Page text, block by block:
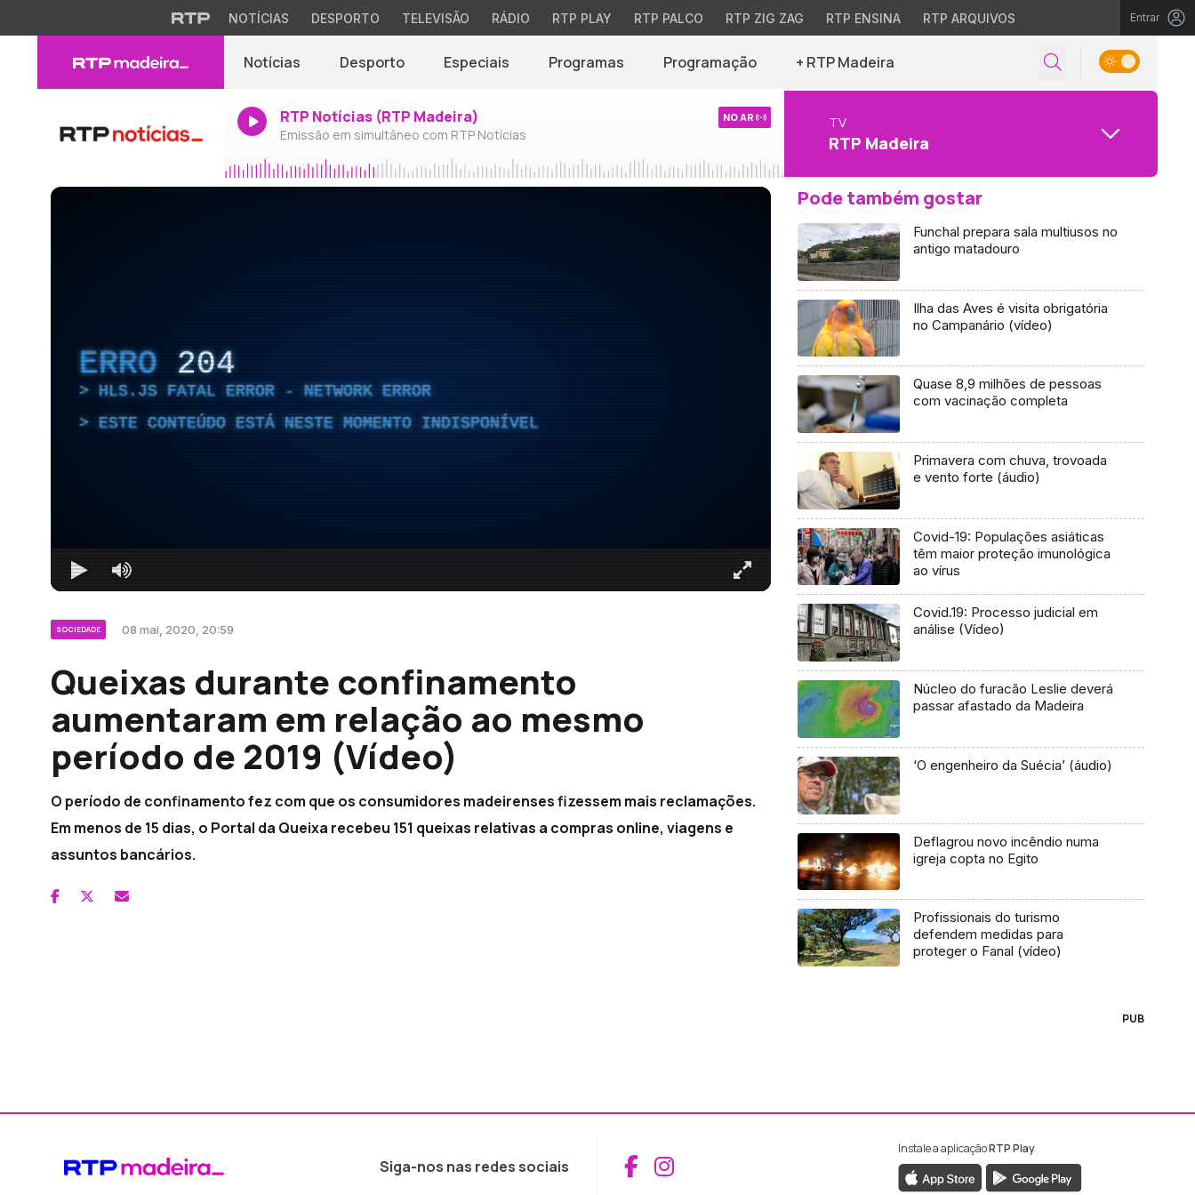
NOTÍCIAS DESPORTO TELEVISÃO RÁDIO RTP PLAY RTP PALCO RTP ZIG ZAG RTP ENSINA RTP ARQUIVOS Entrar
Notícias Desporto Especiais Programas Programação + RTP Madeira
RTP Notícias (RTP Madeira)
Emissão em simultâneo com RTP Notícias
NO AR TV
RTP Madeira
ERRO 204
HLS.JS FATAL ERROR - NETWORK ERROR
ESTE CONTEÚDO ESTÁ NESTE MOMENTO INDISPONÍVEL
SOCIEDADE 08 mai, 2020, 20:59
Queixas durante confinamento
aumentaram em relação ao mesmo
período de 2019 (Vídeo)
O período de confinamento fez com que os consumidores madeirenses fizessem mais reclamações.
Em menos de 15 dias, o Portal da Queixa recebeu 151 queixas relativas a compras online, viagens e
assuntos bancários.
Pode também gostar
Funchal prepara sala multiusos no
antigo matadouro
Ilha das Aves é visita obrigatória
no Campanário (vídeo)
Quase 8,9 milhões de pessoas
com vacinação completa
Primavera com chuva, trovoada
e vento forte (áudio)
Covid-19: Populações asiáticas
têm maior proteção imunológica
ao vírus
Covid.19: Processo judicial em
análise (Vídeo)
Núcleo do furacão Leslie deverá
passar afastado da Madeira
‘O engenheiro da Suécia’ (áudio)
Deflagrou novo incêndio numa
igreja copta no Egito
Profissionais do turismo
defendem medidas para
proteger o Fanal (vídeo)
PUB
Siga-nos nas redes sociais Aceder ao Facebook da RTP Madeira
Aceder ao Instagram da RTP Madeira
Instale a aplicaçãoRTP Play